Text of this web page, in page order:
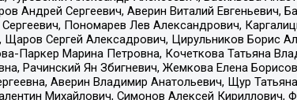
Андрей Сергеевич, Аверин Виталий Евгеньевич,
Пономарев Лев Александрович,
Сергей Алексадрович, Цирульников Борис
Паркер Марина Петровна, Кочеткова Татьяна
Рачинский Ян Збигневич, Жемкова Елена
Аверин Владимир Анатольевич, Щур
Михайлович, Симонов Алексей Кириллович,